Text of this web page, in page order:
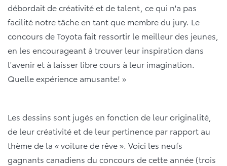
débordait de créativité et de talent, ce qui n'a pas
facilité notre tâche en tant que membre du jury. Le
concours de Toyota fait ressortir le meilleur des jeunes,
en les encourageant à trouver leur inspiration dans
l'avenir et à laisser libre cours à leur imagination.
Quelle expérience amusante! »
Les dessins sont jugés en fonction de leur originalité,
de leur créativité et de leur pertinence par rapport au
thème de la « voiture de rêve ». Voici les neufs
gagnants canadiens du concours de cette année (trois